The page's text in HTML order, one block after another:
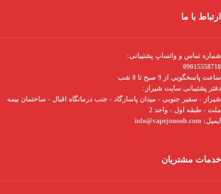
ارتباط با ما
شماره تماس و واتساپ پشتیبانی:
09015558718
ساعت پاسخگویی از 9 صبح تا 8 شب
دفتر پشتیبانی سایت شیراز:
شیراز - سفیر جنوبی - میدان پاسارگاد - جنب درمانگاه اقبال - ساختمان بیمه
ملت - طبقه اول - واحد 2
ایمیل:
خدمات مشتریان